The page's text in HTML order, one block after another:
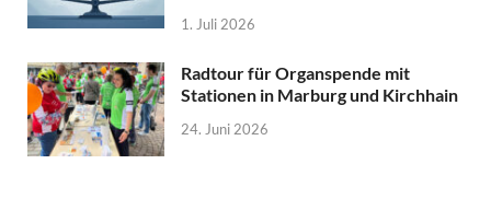
1. Juli 2026
Radtour für Organspende mit
Stationen in Marburg und Kirchhain
24. Juni 2026